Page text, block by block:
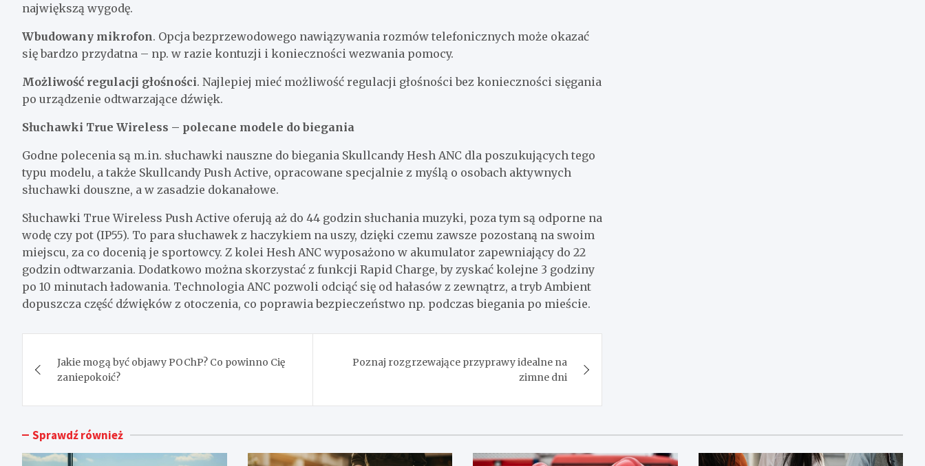
największą wygodę.
Wbudowany mikrofon. Opcja bezprzewodowego nawiązywania rozmów telefonicznych może okazać
się bardzo przydatna – np. w razie kontuzji i konieczności wezwania pomocy.
Możliwość regulacji głośności. Najlepiej mieć możliwość regulacji głośności bez konieczności sięgania
po urządzenie odtwarzające dźwięk.
Słuchawki True Wireless – polecane modele do biegania
Godne polecenia są m.in. słuchawki nauszne do biegania Skullcandy Hesh ANC dla poszukujących tego
typu modelu, a także Skullcandy Push Active, opracowane specjalnie z myślą o osobach aktywnych
słuchawki douszne, a w zasadzie dokanałowe.
Słuchawki True Wireless Push Active oferują aż do 44 godzin słuchania muzyki, poza tym są odporne na
wodę czy pot (IP55). To para słuchawek z haczykiem na uszy, dzięki czemu zawsze pozostaną na swoim
miejscu, za co docenią je sportowcy. Z kolei Hesh ANC wyposażono w akumulator zapewniający do 22
godzin odtwarzania. Dodatkowo można skorzystać z funkcji Rapid Charge, by zyskać kolejne 3 godziny
po 10 minutach ładowania. Technologia ANC pozwoli odciąć się od hałasów z zewnątrz, a tryb Ambient
dopuszcza część dźwięków z otoczenia, co poprawia bezpieczeństwo np. podczas biegania po mieście.
wpisu
Jakie mogą być objawy POChP? Co powinno Cię
zaniepokoić?
Poznaj rozgrzewające przyprawy idealne na
zimne dni
Sprawdź również